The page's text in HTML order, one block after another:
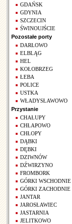
GDAŃSK
GDYNIA
SZCZECIN
ŚWINOUJŚCIE
Pozostałe porty
DARŁOWO
ELBLĄG
HEL
KOŁOBRZEG
ŁEBA
POLICE
USTKA
WŁADYSŁAWOWO
Przystanie
CHAŁUPY
CHŁAPOWO
CHŁOPY
DĄBKI
DĘBKI
DZIWNÓW
DŹWIRZYNO
FROMBORK
GÓRKI WSCHODNIE
GÓRKI ZACHODNIE
JANTAR
JAROSŁAWIEC
JASTARNIA
JELITKOWO